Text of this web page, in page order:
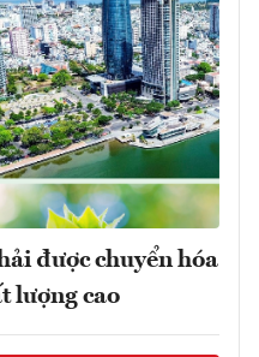
được chuyển hóa
lượng cao